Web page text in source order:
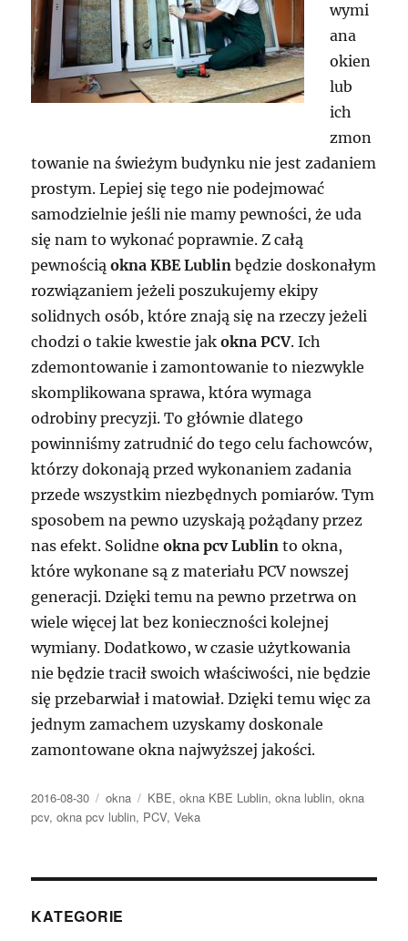
wymi
ana
okien
lub
ich
zmon
towanie na świeżym budynku nie jest zadaniem
prostym. Lepiej się tego nie podejmować
samodzielnie jeśli nie mamy pewności, że uda
się nam to wykonać poprawnie. Z całą
pewnościąokna KBE Lublin będzie doskonałym
rozwiązaniem jeżeli poszukujemy ekipy
solidnych osób, które znają się na rzeczy jeżeli
chodzi o takie kwestie jakokna PCV. Ich
zdemontowanie i zamontowanie to niezwykle
skomplikowana sprawa, która wymaga
odrobiny precyzji. To głównie dlatego
powinniśmy zatrudnić do tego celu fachowców,
którzy dokonają przed wykonaniem zadania
przede wszystkim niezbędnych pomiarów. Tym
sposobem na pewno uzyskają pożądany przez
nas efekt. Solidneokna pcv Lublin to okna,
które wykonane są z materiału PCV nowszej
generacji. Dzięki temu na pewno przetrwa on
wiele więcej lat bez konieczności kolejnej
wymiany. Dodatkowo, w czasie użytkowania
nie będzie tracił swoich właściwości, nie będzie
się przebarwiał i matowiał. Dzięki temu więc za
jednym zamachem uzyskamy doskonale
zamontowane okna najwyższej jakości.
Data
publikacji
2016-08-30 Kategorie
okna Tagi
KBE,okna KBE Lublin,okna lublin,okna
pcv,okna pcv lublin, PCV,Veka
KATEGORIE